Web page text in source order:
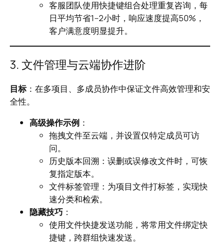
客服团队使用快捷键组合处理重复咨询，每
日平均节省1–2小时，响应速度提高50%，
客户满意度明显提升。
3. 文件管理与云端协作进阶
目标：在多项目、多成员协作中保证文件高效管理和安
全性。
高级操作示例 ：
拖拽文件至云端，并设置仅特定成员可访
问。
历史版本回溯：误删或误修改文件时，可恢
复指定版本。
文件标签管理：为项目文件打标签，实现快
速分类和检索。
隐藏技巧 ：
使用文件快捷发送功能，将常用文件绑定快
捷键，跨群组快速发送。